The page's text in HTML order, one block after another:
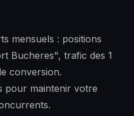
mensuels : positions
Bucheres", trafic des 1
conversion.
pour maintenir votre